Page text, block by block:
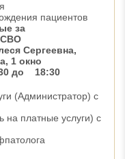
пациентов
за
СВО
Сергеевна,
1 окно
до 18:30
(Администратор) с
на платные услуги) с